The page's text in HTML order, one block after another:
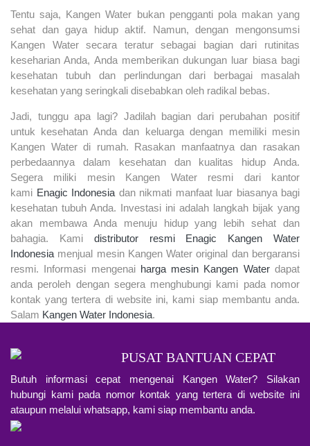
Tentu saja, Kangen Water bukan pengganti pola makan yang
sehat dan gaya hidup aktif. Namun, dengan mengonsumsi
Kangen Water secara teratur sebagai bagian dari rutinitas
keseharian Anda, Anda memberikan dukungan luar biasa bagi
kesehatan tubuh dan perlindungan dari berbagai masalah
kesehatan yang seringkali disebabkan oleh radikal bebas.
Jadi, tunggu apa lagi? Jadilah bagian dari perubahan positif
untuk kesehatan Anda dan keluarga dengan memiliki mesin
Kangen Water di rumah. Rasakan manfaatnya dan rasakan
perbedaannya dalam kesehatan dan kualitas hidup Anda.
Segera miliki mesin Kangen Water resmi dari kantor
kami Enagic Indonesia dan nikmati manfaat luar biasanya bagi
kesehatan tubuh Anda. Investasi ini adalah langkah bijak yang
akan membawa Anda menuju hidup yang lebih sehat dan
bahagia. Kami distributor resmi Enagic Kangen Water
Indonesia menjual mesin Kangen Water original dan bergaransi
resmi. Informasi mengenai harga mesin Kangen Waterdapat
anda peroleh dengan segera menghubungi kami pada nomor
kontak yang tertera di website ini, kami siap membantu anda.
Salam Kangen Water Indonesia.
PUSAT BANTUAN CEPAT
Butuh informasi cepat mengenai Kangen Water? Silakan
hubungi kami pada nomor kontak yang tertera di website ini
ataupun melalui whatsapp, kami siap membantu anda.